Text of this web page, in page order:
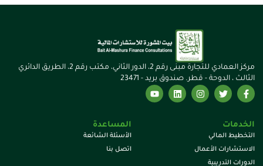
مركز العمادي للتجارة مبنى رقم 2، الدور الثاني، مكتب رقم 2، الطريق الدائري
الثالث ، الدوحة - قطر. صندوق بريد - 23471
الخدمات
التخطيط المالي
الاستشارات الأعمال
الدورات التدريبية
المساعدة
الأسئلة الشائعة
اتصل بنا